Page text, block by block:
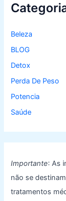
Beleza
BLOG
Detox
Perda De Peso
Potencia
Saúde
Importante: As
não se
tratamentos